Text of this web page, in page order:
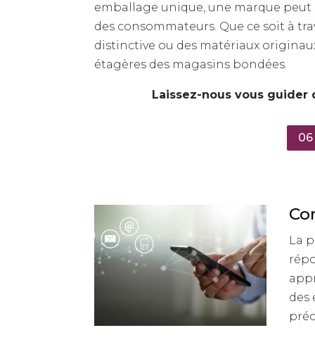
emballage unique, une marque
des consommateurs. Que ce soit à
distinctive ou des matériaux
étagères des magasins bondées.
Laissez-nous vous
06
La
des